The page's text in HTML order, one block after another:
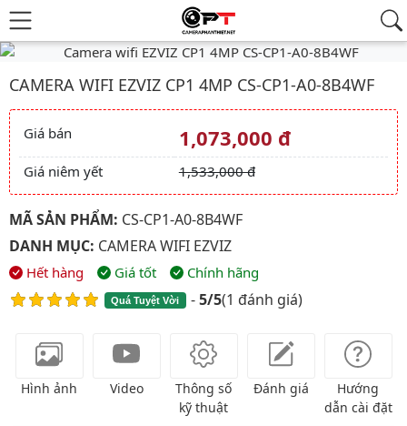
CAMERA WIFI EZVIZ CP1 4MP CS-CP1-A0-8B4WF
Giá và khuyến mãi
Giá bán 1,073,000 đ
Giá niêm yết 1,533,000 đ
MÃ SẢN PHẨM: CS-CP1-A0-8B4WF
DANH MỤC: CAMERA WIFI EZVIZ
Hết hàng Giá tốt Chính hãng
Quá Tuyệt Vời -5/5(1 đánh giá)
Hình ảnh Video
Thông số
kỹ thuật
Đánh giá
Hướng
dẫn cài đặt